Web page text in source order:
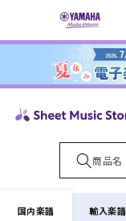
ンツに
国内楽譜 輸入楽譜